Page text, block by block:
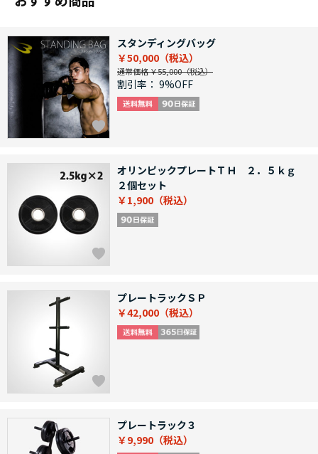
スタンディングバッグ
￥50,000
通常価格 ￥55,000
割引率： 9%OFF
オリンピックプレートＴＨ ２．５ｋｇ
２個セット
￥1,900
プレートラックＳＰ
￥42,000
プレートラック３
￥9,990